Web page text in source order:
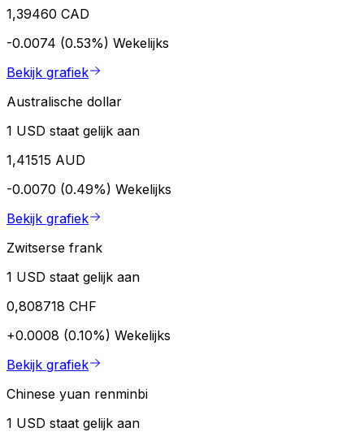
1,39460 CAD
-0.0074 (0.53%) Wekelijks
Bekijk grafiek
Australische dollar
1 USD staat gelijk aan
1,41515 AUD
-0.0070 (0.49%) Wekelijks
Bekijk grafiek
Zwitserse frank
1 USD staat gelijk aan
0,808718 CHF
+0.0008 (0.10%) Wekelijks
Bekijk grafiek
Chinese yuan renminbi
1 USD staat gelijk aan